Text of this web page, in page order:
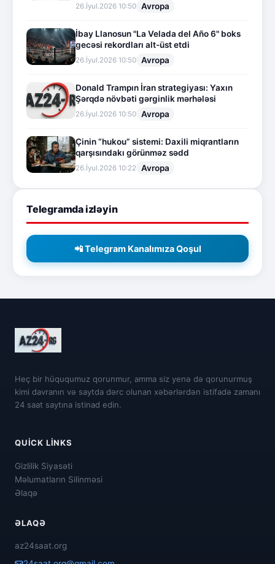
26.İyul.2026 10:50 Avropa
İbay Llanosun "La Velada del Año 6" boks
gecəsi rekordları alt-üst etdi
26.İyul.2026 10:50 Avropa
Donald Trampın İran strategiyası: Yaxın
Şərqdə növbəti gərginlik mərhələsi
26.İyul.2026 10:50 Avropa
Çinin “hukou” sistemi: Daxili miqrantların
qarşısındakı görünməz sədd
26.İyul.2026 10:22 Avropa
Telegramda izləyin
📲 Telegram Kanalımıza Qoşul
Heç bir hüququmuz qorunmur, amma siz yenə də qorunurmuş
kimi davranın və saytda dərc olunan xəbərlərdən istifadə zamanı
24 saat saytına istinad edin.
QUICK LINKS
Gizlilik Siyasəti
Məlumatların Silinməsi
Əlaqə
ƏLAQƏ
az24saat.org